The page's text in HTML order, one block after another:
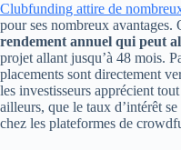
Clubfunding attire de
pour ses nombreux avantages.
rendement annuel qui peut
projet allant jusqu’à 48 mois.
placements sont directement
les investisseurs apprécient
ailleurs, que le taux d’intérêt
chez les plateformes de